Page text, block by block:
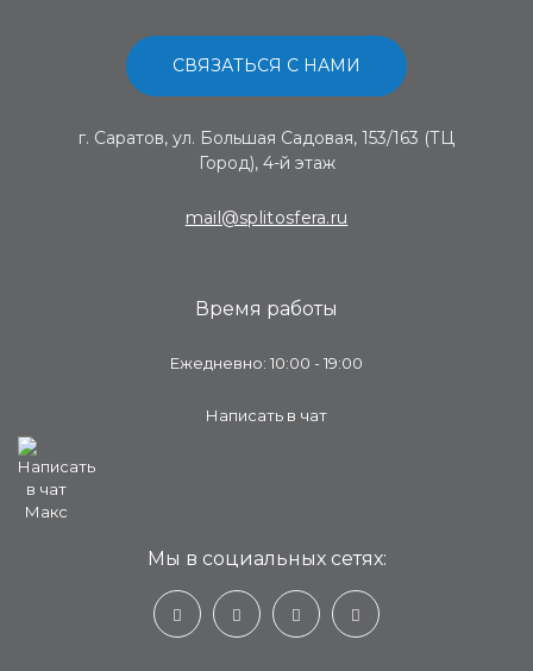
СВЯЗАТЬСЯ С НАМИ
г. Саратов, ул. Большая Садовая, 153/163 (ТЦ
Город), 4-й этаж
mail@splitosfera.ru
Время работы
Ежедневно: 10:00 - 19:00
Написать в чат
Мы в социальных сетях: